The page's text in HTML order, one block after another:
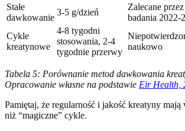
Stałe
dawkowanie
3-5 g/dzień
Zalecane przez
badania 2022-
Cykle
kreatynowe
4-8 tygodni
stosowania, 2-4
tygodnie przerwy
naukowo
Tabela 5: Porównanie metod dawkowania
Opracowanie własne na podstawie Eir Health,
Pamiętaj, że regularność i jakość kreatyny mają
niż “magiczne” cykle.